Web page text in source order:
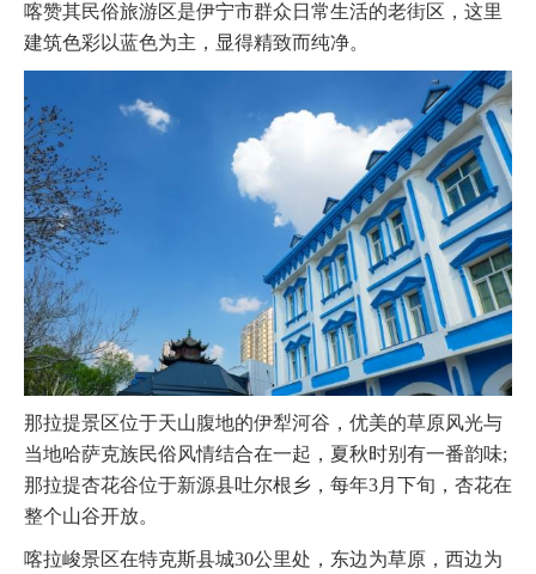
喀赞其民俗旅游区是伊宁市群众日常生活的老街区，这里
建筑色彩以蓝色为主，显得精致而纯净。
那拉提景区位于天山腹地的伊犁河谷，优美的草原风光与
当地哈萨克族民俗风情结合在一起，夏秋时别有一番韵味;
那拉提杏花谷位于新源县吐尔根乡，每年3月下旬，杏花在
整个山谷开放。
喀拉峻景区在特克斯县城30公里处，东边为草原，西边为